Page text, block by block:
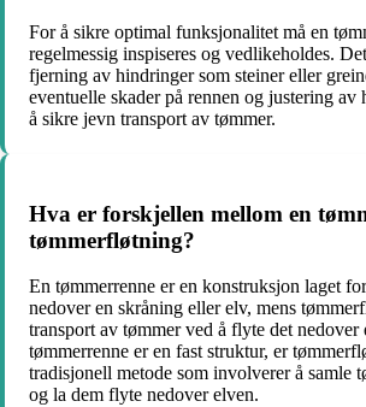
For å sikre optimal funksjonalitet må en
regelmessig inspiseres og vedlikeholdes.
fjerning av hindringer som steiner eller
eventuelle skader på rennen og justering
å sikre jevn transport av tømmer.
Hva er forskjellen mellom en
tømmerfløtning?
En tømmerrenne er en konstruksjon laget
nedover en skråning eller elv, mens
transport av tømmer ved å flyte det nedover
tømmerrenne er en fast struktur, er
tradisjonell metode som involverer å samle
og la dem flyte nedover elven.